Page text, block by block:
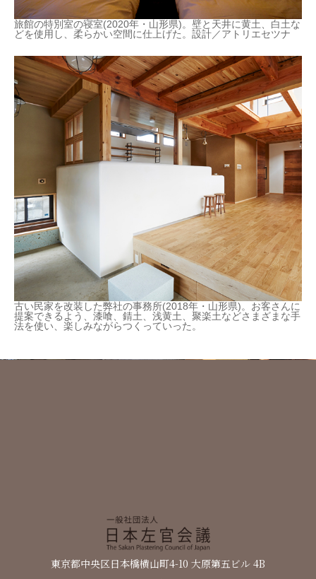
旅館の特別室の寝室(2020年・山形県)。壁と天井に黄土、白土な
どを使用し、柔らかい空間に仕上げた。設計／アトリエセツナ
古い民家を改装した弊社の事務所(2018年・山形県)。お客さんに
提案できるよう、漆喰、錆土、浅黄土、聚楽土などさまざまな手
法を使い、楽しみながらつくっていった。
東京都中央区日本橋横山町4-10 大原第五ビル 4B